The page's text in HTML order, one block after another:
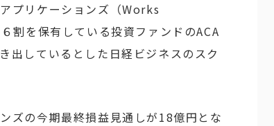
プリケーションズ（Works
を保有している投資ファンドのACA
出しているとした日経ビジネスのスク
ズの今期最終損益見通しが18億円とな